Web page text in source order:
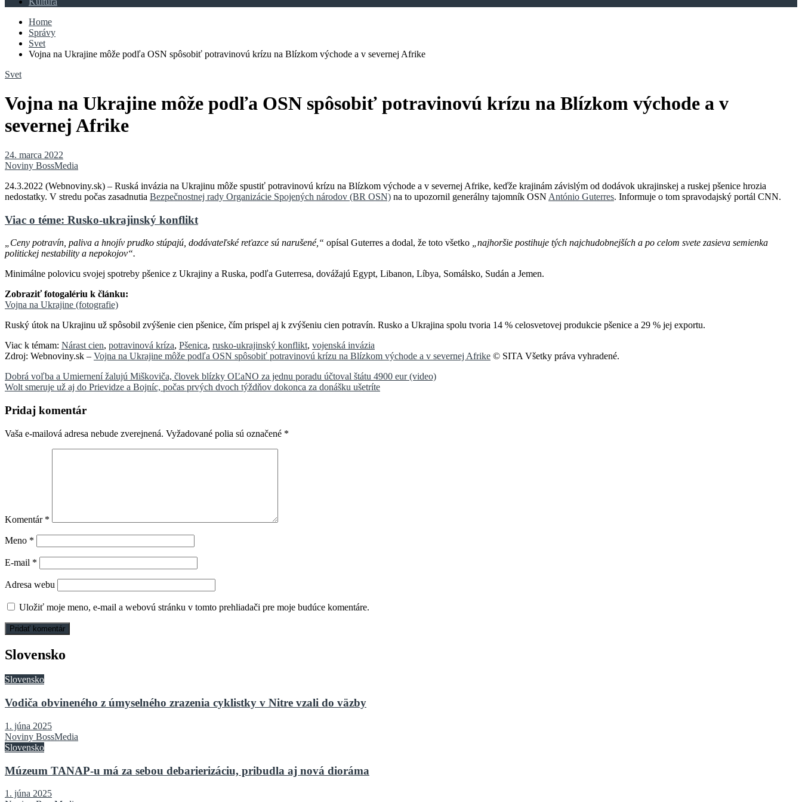
Home
Správy
Svet
Vojna na Ukrajine môže podľa OSN spôsobiť potravinovú krízu na Blízkom východe a v severnej Afrike
Svet
Vojna na Ukrajine môže podľa OSN spôsobiť potravinovú krízu na Blízkom východe a v
severnej Afrike
24. marca 2022
Noviny BossMedia
24.3.2022 (Webnoviny.sk) – Ruská invázia na Ukrajinu môže spustiť potravinovú krízu na Blízkom východe a v severnej Afrike, keďže krajinám závislým od dodávok ukrajinskej a ruskej pšenice hrozia
nedostatky. V stredu počas zasadnutia Bezpečnostnej rady Organizácie Spojených národov (BR OSN) na to upozornil generálny tajomník OSN António Guterres. Informuje o tom spravodajský portál CNN.
Viac o téme: Rusko-ukrajinský konflikt
„Ceny potravín, paliva a hnojív prudko stúpajú, dodávateľské reťazce sú narušené,“ opísal Guterres a dodal, že toto všetko
„najhoršie postihuje tých najchudobnejších a po celom svete zasieva semienka
politickej nestability a nepokojov“.
Minimálne polovicu svojej spotreby pšenice z Ukrajiny a Ruska, podľa Guterresa, dovážajú Egypt, Libanon, Líbya, Somálsko, Sudán a Jemen.
Zobraziť fotogalériu k článku:
Vojna na Ukrajine (fotografie)
Ruský útok na Ukrajinu už spôsobil zvýšenie cien pšenice, čím prispel aj k zvýšeniu cien potravín. Rusko a Ukrajina spolu tvoria 14 % celosvetovej produkcie pšenice a 29 % jej exportu.
Viac k témam: Nárast cien, potravinová kríza, Pšenica, rusko-ukrajinský konflikt, vojenská invázia
Zdroj: Webnoviny.sk – Vojna na Ukrajine môže podľa OSN spôsobiť potravinovú krízu na Blízkom východe a v severnej Afrike © SITA Všetky práva vyhradené.
Navigácia
v
článku
Dobrá voľba a Umiernení žalujú Miškoviča, človek blízky OĽaNO za jednu poradu účtoval štátu 4900 eur (video)
Wolt smeruje už aj do Prievidze a Bojníc, počas prvých dvoch týždňov dokonca za donášku ušetríte
Pridaj komentár
Vaša e-mailová adresa nebude zverejnená. Vyžadované polia sú označené *
Komentár *
Meno *
E-mail *
Adresa webu
Uložiť moje meno, e-mail a webovú stránku v tomto prehliadači pre moje budúce komentáre.
Slovensko
Slovensko
Vodiča obvineného z úmyselného zrazenia cyklistky v Nitre vzali do väzby
1. júna 2025
Noviny BossMedia
Slovensko
Múzeum TANAP-u má za sebou debarierizáciu, pribudla aj nová dioráma
1. júna 2025